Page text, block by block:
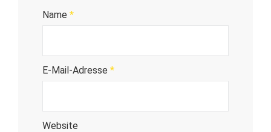
Name *
E-Mail-Adresse *
Website